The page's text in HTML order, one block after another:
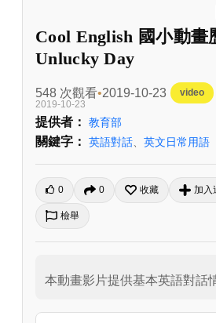
Cool English 國小動畫
Unlucky Day
548 次觀看 2019-10-23
video
2019-10-23
提供者： 教育部
關鍵字： 英語對話 英文日常用語
0 0 收藏 加入
檢舉
本動畫影片提供基本英語對話